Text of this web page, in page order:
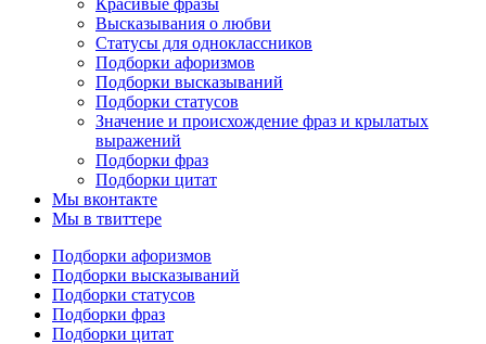
Красивые фразы
Высказывания о любви
Статусы для одноклассников
Подборки афоризмов
Подборки высказываний
Подборки статусов
Значение и происхождение фраз и крылатых
выражений
Подборки фраз
Подборки цитат
Мы вконтакте
Мы в твиттере
Подборки афоризмов
Подборки высказываний
Подборки статусов
Подборки фраз
Подборки цитат